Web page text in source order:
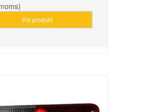
Vis produkt